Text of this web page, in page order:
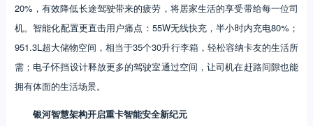
20%，有效降低长途驾驶带来的疲劳，将居家生活的享受带给每一位司
机。智能化配置更直击用户痛点：55W无线快充，半小时内充电80%；
951.3L超大储物空间，相当于35个30升行李箱，轻松容纳卡友的生活所
需；电子怀挡设计释放更多的驾驶室通过空间，让司机在赶路间隙也能
拥有体面的生活场景。
银河智慧架构开启重卡智能安全新纪元